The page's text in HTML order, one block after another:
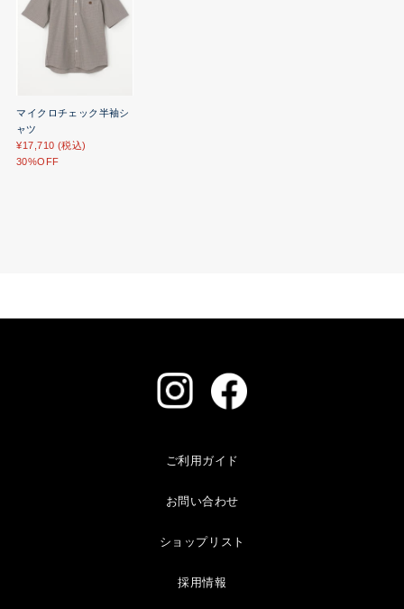
マイクロチェック半袖シ
ャツ
¥17,710 (税込)
30%OFF
ご利用ガイド
お問い合わせ
ショップリスト
採用情報